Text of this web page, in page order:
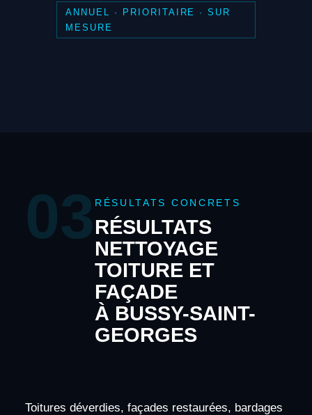
ANNUEL · PRIORITAIRE · SUR
MESURE
03 RÉSULTATS CONCRETS
RÉSULTATS
NETTOYAGE
TOITURE ET
FAÇADE
À BUSSY-SAINT-
GEORGES
Toitures déverdies, façades restaurées, bardages